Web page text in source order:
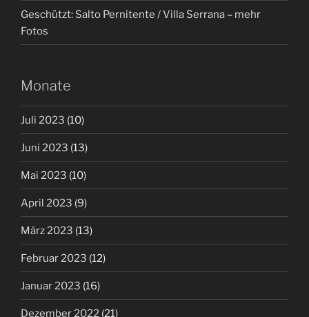
Geschützt: Salto Pernitente / Villa Serrana – mehr
Fotos
Monate
Juli 2023 (10)
Juni 2023 (13)
Mai 2023 (10)
April 2023 (9)
März 2023 (13)
Februar 2023 (12)
Januar 2023 (16)
Dezember 2022 (21)